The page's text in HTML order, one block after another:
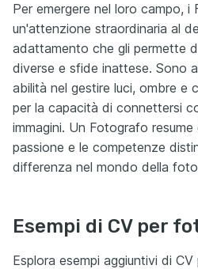
Per emergere nel loro campo,
un'attenzione straordinaria al
adattamento che gli permette
diverse e sfide inattese. Sono
abilità nel gestire luci, ombre e
per la capacità di connettersi
immagini. Un Fotografo
passione e le competenze
differenza nel mondo della
Esempi di CV per
Esplora esempi aggiuntivi di